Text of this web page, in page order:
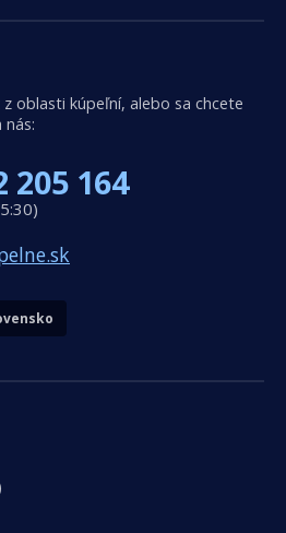
oblasti kúpeľní, alebo sa chcete
205 164